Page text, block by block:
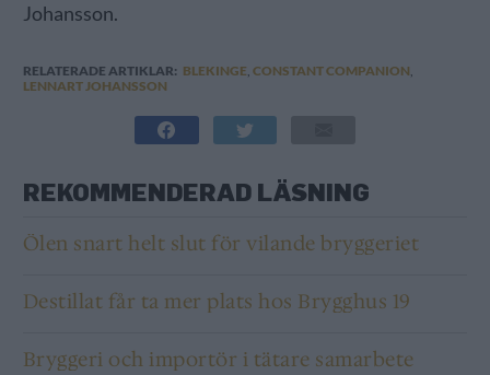
Johansson.
RELATERADE ARTIKLAR: BLEKINGE, CONSTANT COMPANION,
LENNART JOHANSSON
REKOMMENDERAD LÄSNING
Ölen snart helt slut för vilande bryggeriet
Destillat får ta mer plats hos Brygghus 19
Bryggeri och importör i tätare samarbete